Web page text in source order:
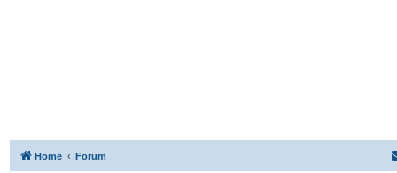
Home Forum